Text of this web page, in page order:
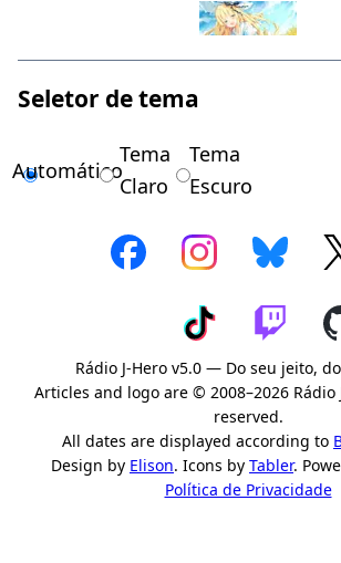
Seletor de tema
Automático
Tema
Claro
Tema
Escuro
Rádio J-Hero v5.0 — Do seu jeito,
Articles and logo are © 2008–2026 Rádio
reserved.
All dates are displayed according to
Design by Elison. Icons by Tabler.
Política de Privacidade